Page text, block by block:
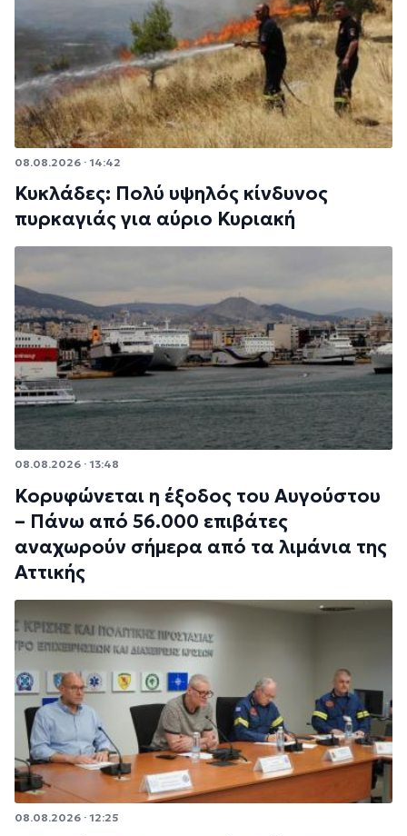
08.08.2026 · 14:42
Κυκλάδες: Πολύ υψηλός κίνδυνος
πυρκαγιάς για αύριο Κυριακή
08.08.2026 · 13:48
Κορυφώνεται η έξοδος του Αυγούστου
– Πάνω από 56.000 επιβάτες
αναχωρούν σήμερα από τα λιμάνια της
Αττικής
08.08.2026 · 12:25